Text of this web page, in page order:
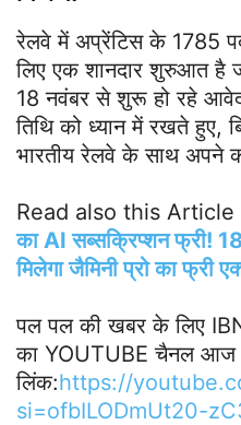
रेलवे में अप्रेंटिस के 1785
लिए एक शानदार शुरुआत है
18 नवंबर से शुरू हो रहे
तिथि को ध्यान में रखते हुए,
भारतीय रेलवे के साथ अपने
Read also this
का AI सब्सक्रिप्शन फ्री!
मिलेगा जैमिनी प्रो का फ्री
पल पल की खबर के लिए
का YOUTUBE चैनल आज
लिंक:https://
si=ofbILODmUt20-